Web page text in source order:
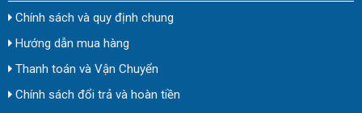
Chính sách và quy định chung
Hướng dẫn mua hàng
Thanh toán và Vận Chuyển
Chính sách đổi trả và hoàn tiền